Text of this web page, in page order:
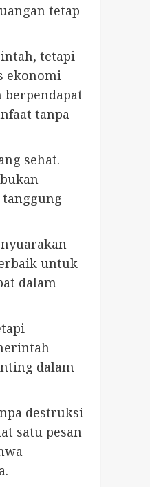
tetap
tetapi
ekonomi
tanpa
sehat.
untuk
dalam
dalam
destruksi
satu pesan